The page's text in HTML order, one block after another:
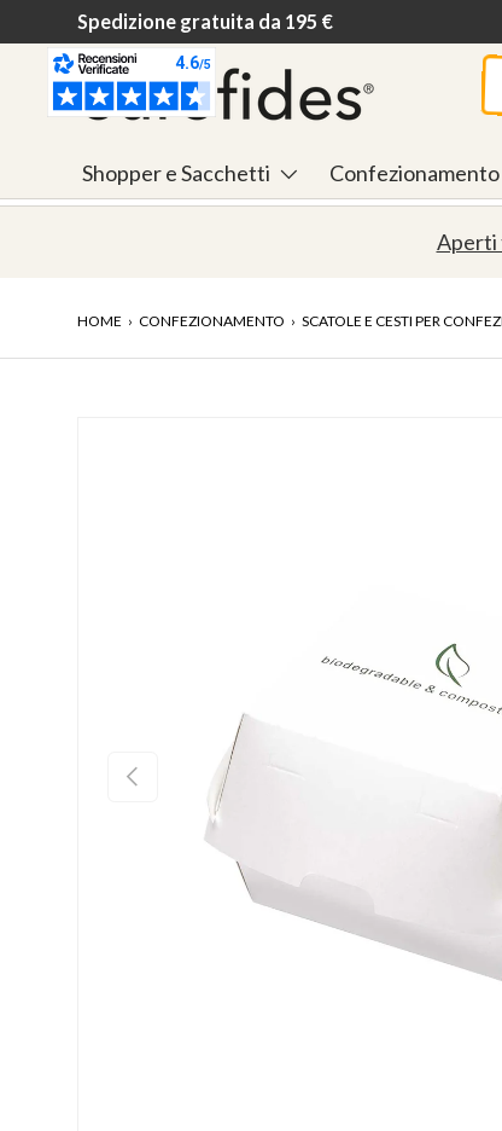
Passa ai contenuti
Spedizione gratuita da 195 €
Shopper e Sacchetti Confezionamento
Aperti
HOME › CONFEZIONAMENTO › SCATOLE E CESTI PER
Indietro